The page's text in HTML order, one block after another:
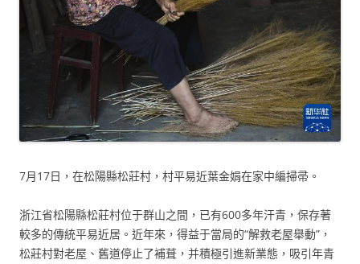
7月17日，在松陽縣松莊村，村平易近葉金娟在家中編掃帚。
浙江省松陽縣松莊村位于群山之間，已有600多年汗青，保存著
較多的傳統平易近居。近年來，得益于當局的“解救老屋舉動”，
松莊村對老屋、舊道停止了補葺，并積極引進新業態，吸引年青